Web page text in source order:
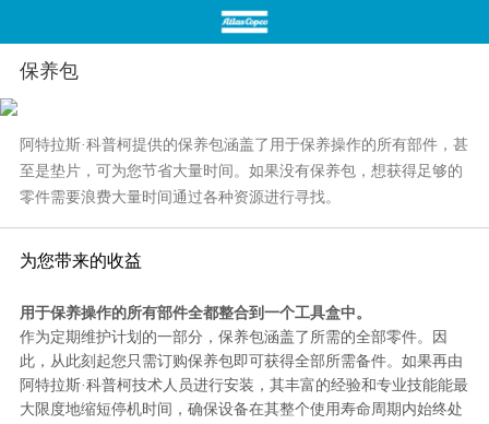
首页 关于我们
产品展示 应用案例
保养包
阿特拉斯·科普柯提供的保养包涵盖了用于保养操作的所有部件，甚
至是垫片，可为您节省大量时间。如果没有保养包，想获得足够的
零件需要浪费大量时间通过各种资源进行寻找。
为您带来的收益
用于保养操作的所有部件全都整合到一个工具盒中。
作为定期维护计划的一部分，保养包涵盖了所需的全部零件。因
此，从此刻起您只需订购保养包即可获得全部所需备件。如果再由
阿特拉斯·科普柯技术人员进行安装，其丰富的经验和专业技能能最
大限度地缩短停机时间，确保设备在其整个使用寿命周期内始终处